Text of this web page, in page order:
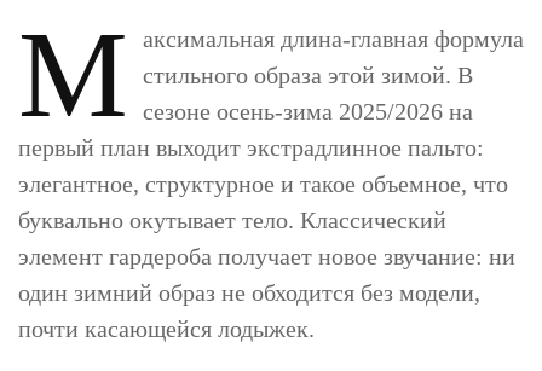
М
аксимальная длина-главная формула
стильного образа этой зимой. В
сезоне осень-зима 2025/2026 на
первый план выходит экстрадлинное пальто:
элегантное, структурное и такое объемное, что
буквально окутывает тело. Классический
элемент гардероба получает новое звучание: ни
один зимний образ не обходится без модели,
почти касающейся лодыжек.